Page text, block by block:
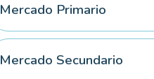
Mercado Primario
Mercado Secundario